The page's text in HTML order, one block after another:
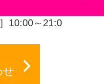
10:00～21:0
せ